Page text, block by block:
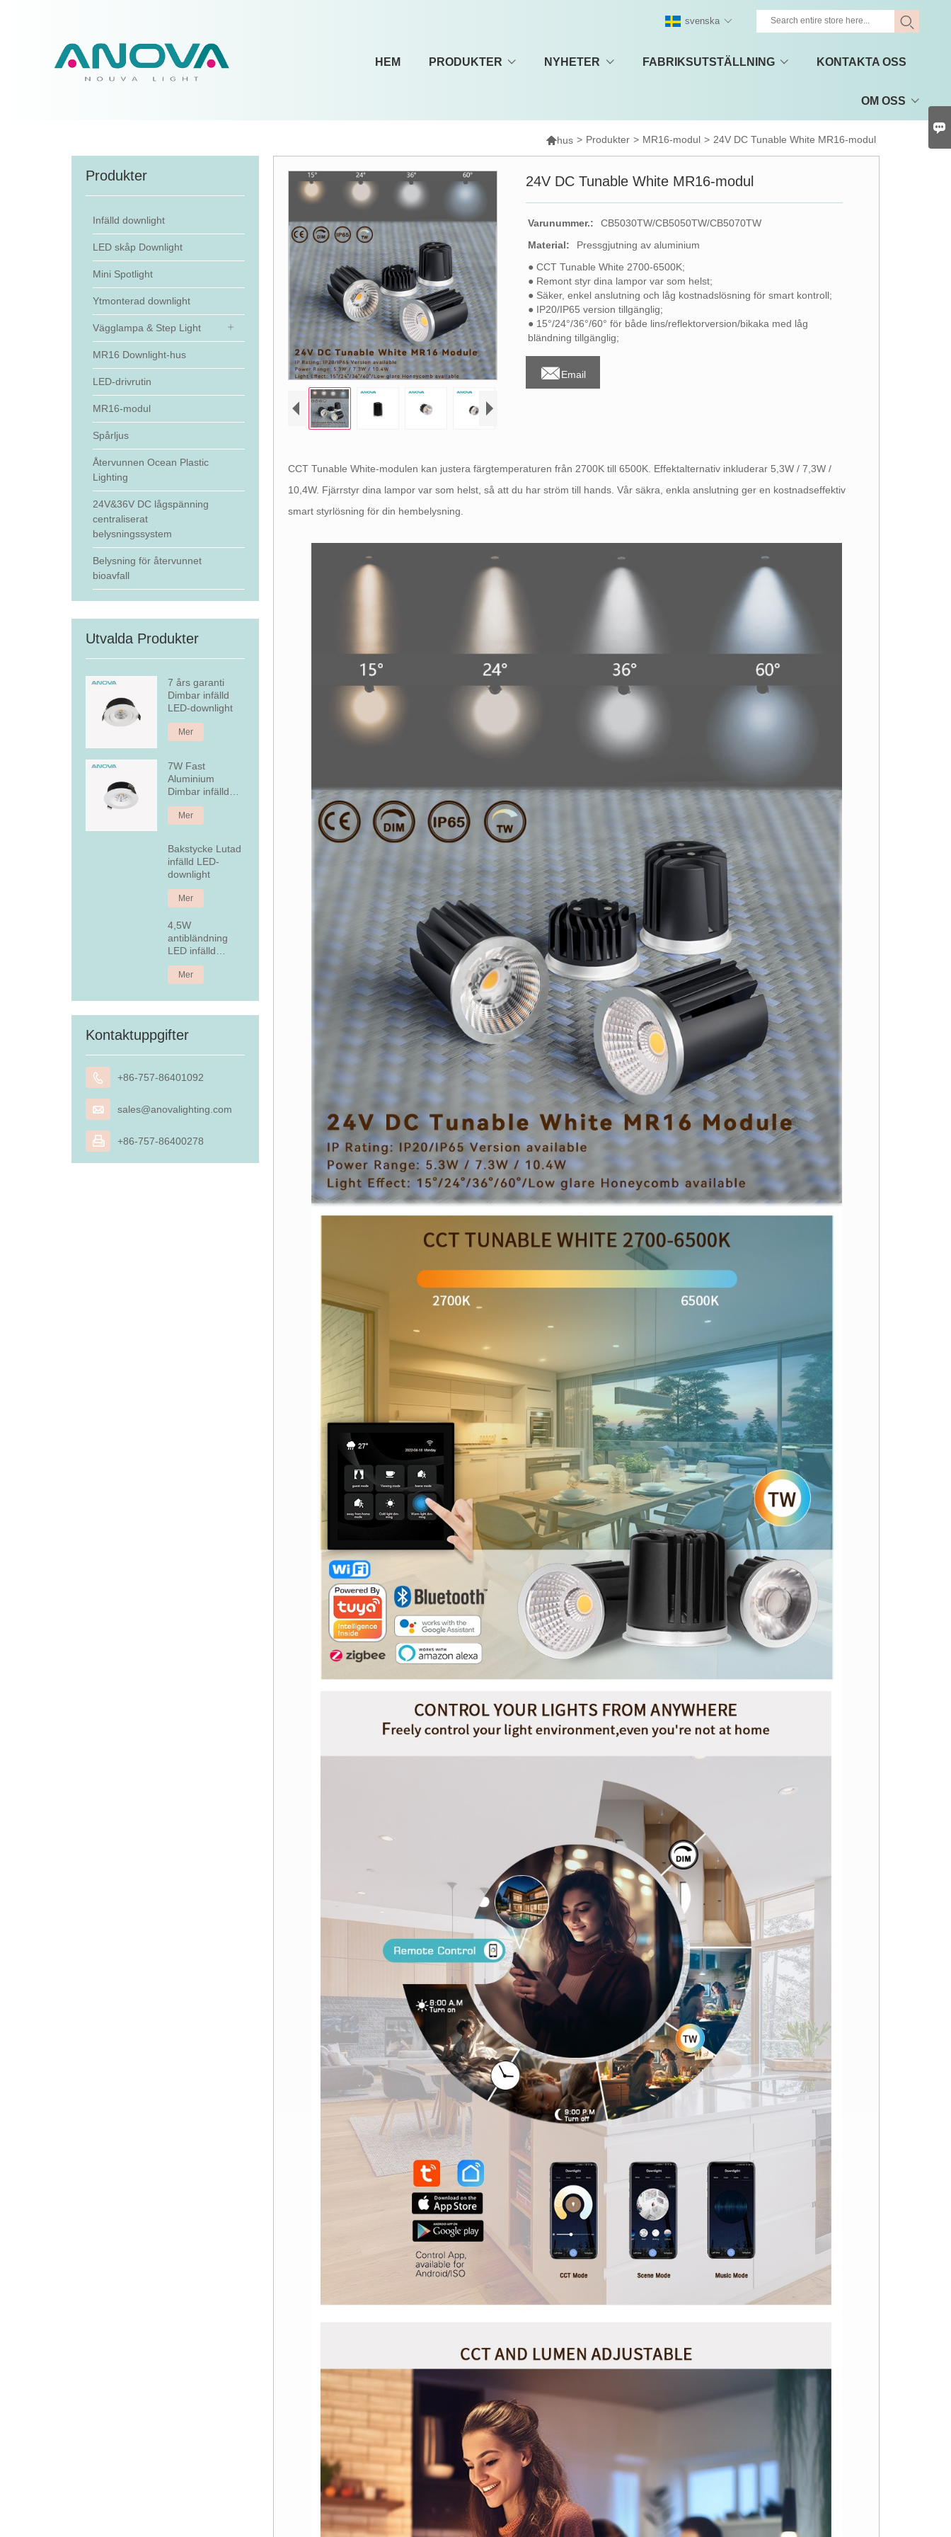
HEM PRODUKTER NYHETER FABRIKSUTSTÄLLNING KONTAKTA OSS
OM OSS
svenska
hus > Produkter > MR16-modul > 24V DC Tunable White MR16-modul
Produkter
Infälld downlight
LED skåp Downlight
Mini Spotlight
Ytmonterad downlight
Vägglampa & Step Light
MR16 Downlight-hus
LED-drivrutin
MR16-modul
Spårljus
Återvunnen Ocean Plastic
Lighting
24V&36V DC lågspänning
centraliserat
belysningssystem
Belysning för återvunnet
bioavfall
Utvalda Produkter
7 års garanti
Dimbar infälld
LED-downlight
Mer
7W Fast
Aluminium
Dimbar infälld
LED Downlight
Mer
Bakstycke Lutad
infälld LED-
downlight
Mer
4,5W
antibländning
LED infälld
nedljus
Mer
Kontaktuppgifter
 +86-757-86401092
 sales@anovalighting.com
 +86-757-86400278
24V DC Tunable White MR16-modul
Varunummer.:
CB5030TW/CB5050TW/CB5070TW
Material:
Pressgjutning av aluminium
● CCT Tunable White 2700-6500K;
● Remont styr dina lampor var som helst;
● Säker, enkel anslutning och låg kostnadslösning för smart kontroll;
● IP20/IP65 version tillgänglig;
● 15°/24°/36°/60° för både lins/reflektorversion/bikaka med låg
bländning tillgänglig;
Email
CCT Tunable White-modulen kan justera färgtemperaturen från 2700K till 6500K. Effektalternativ inkluderar 5,3W / 7,3W /
10,4W. Fjärrstyr dina lampor var som helst, så att du har ström till hands. Vår säkra, enkla anslutning ger en kostnadseffektiv
smart styrlösning för din hembelysning.
